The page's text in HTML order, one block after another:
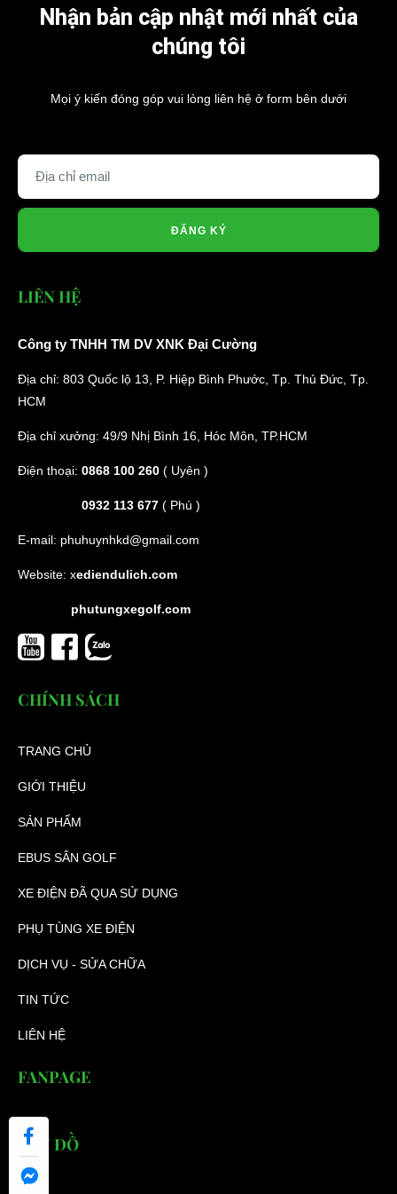
Nhận bản cập nhật mới nhất của
chúng tôi
Mọi ý kiến đóng góp vui lòng liên hệ ở form bên dưới
ĐĂNG KÝ
LIÊN HỆ
Công ty TNHH TM DV XNK Đại Cường
Địa chỉ: 803 Quốc lộ 13, P. Hiệp Bình Phước, Tp. Thủ Đức, Tp.
HCM
Địa chỉ xưởng: 49/9 Nhị Bình 16, Hóc Môn, TP.HCM
Điện thoại: 0868 100 260 ( Uyên )
0932 113 677 ( Phú )
E-mail: phuhuynhkd@gmail.com
Website: xediendulich.com
phutungxegolf.com
CHÍNH SÁCH
TRANG CHỦ
GIỚI THIỆU
SẢN PHẨM
EBUS SÂN GOLF
XE ĐIỆN ĐÃ QUA SỬ DỤNG
PHỤ TÙNG XE ĐIỆN
DỊCH VỤ - SỬA CHỮA
TIN TỨC
LIÊN HỆ
FANPAGE
BẢN ĐỒ